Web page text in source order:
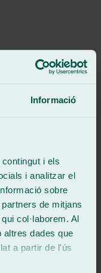
Informació
i els
i analitzar el
sobre
de mitjans
col·laborem. Al
altres dades que
a partir de l'ús